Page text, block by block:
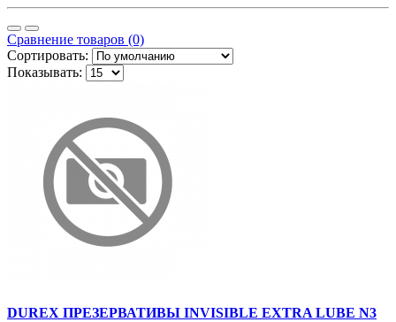
Сравнение товаров (0)
Сортировать:
Показывать:
DUREX ПРЕЗЕРВАТИВЫ INVISIBLE EXTRA LUBE N3